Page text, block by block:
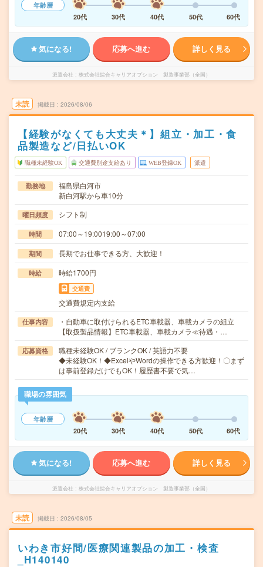
年齢層
20代
30代 40代 50代 60代
気になる! 応募へ進む 詳しく見る
派遣会社 株式会社綜合キャリアオプション 製造事業部（全国）
未読 掲載日 2026/08/06
【経験がなくても大丈夫＊】組立・加工・食
品製造など/日払いOK
職種未経験OK 交通費別途支給あり WEB登録OK 派遣
勤務地
福島県白河市
新白河駅から車10分
曜日頻度 シフト制
時間 07:00～19:0019:00～07:00
期間 長期でお仕事できる方、大歓迎！
時給 時給1700円
交通費
交通費規定内支給
仕事内容
・自動車に取付けられるETC車載器、車載カメラの組立
【取扱製品情報】ETC車載器、車載カメラ≪待遇・…
応募資格
職種未経験OK / ブランクOK / 英語力不要
◆未経験OK！◆ExcelやWordの操作できる方歓迎！〇まず
は事前登録だけでもOK！履歴書不要で気…
職場の雰囲気
年齢層
20代
30代 40代 50代 60代
気になる! 応募へ進む 詳しく見る
派遣会社 株式会社綜合キャリアオプション 製造事業部（全国）
未読 掲載日 2026/08/05
いわき市好間/医療関連製品の加工・検査
_H140140